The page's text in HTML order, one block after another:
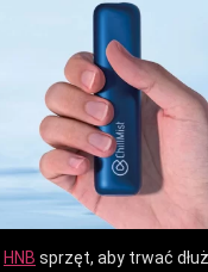
HNB sprzęt, aby trwać